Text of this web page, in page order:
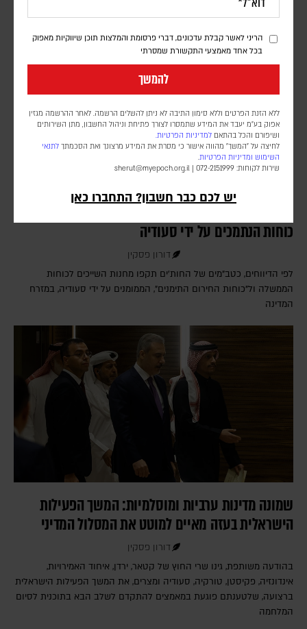
הריני לאשר קבלת עדכונים, דברי פרסומת והמלצות תוכן שיווקיות מאפוק
בכל אחד מאמצעי התקשורת שמסרתי
להמשך
ללא הזנת הפרטים וללא סימון התיבה לא ניתן להשלים הרשמה. לאחר ההרשמה מגזין
אפוק בע״מ יעבד את המידע שתמסרו לצורך פתיחת וניהול החשבון, מתן השירותים
ושיפורם והכל בהתאם למדיניות הפרטיות.
לחיצה על "המשך" מהווה אישור כי מסרת את המידע מרצונך ואת הסכמתך לתנאי
השימוש ומדיניות הפרטיות.
שירות לקוחות: 072-2151999 |
sherut@myepoch.org.il
יש לכם כבר חשבון? התחברו כאן
במפרץ הפכו את התרחיש התיאורטי למשבר אספקה ממשי
כוחות הנתמכים על ידי סעודיה
דורון פסקין
לפי הדיווחים, כטב"מים של החות'ים תקפו מחנות השייכים לכוחות
הממשלה ול"כוחות החירום התימנים", הממומנים על ידי סעודיה, במזרח
המדינה
שמונה מדינות ערביות ומוסלמיות: המשך הפעילות
הישראלית בעזה מאיים למוטט את המסלול המדיני
דורון פסקין
בהודעה משותפת, גינו שרי החוץ של קטאר, ירדן, איחוד האמירויות,
אינדונזיה, פקיסטן, טורקיה, סעודיה ומצרים, את המשך הפעילות הישראלית
ברצועה, שלטענתם פוגעת במאמצים להתקדם לשלב הבא בתוכנית לסיום
המלחמה